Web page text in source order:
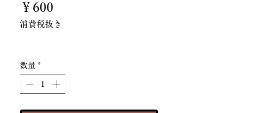
￥600
格
消費税抜き
数量 *